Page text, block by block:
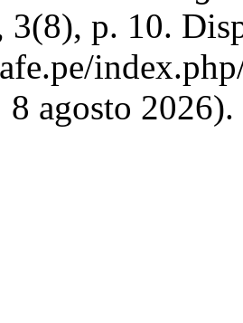
3(8), p. 10.
agosto 2026).